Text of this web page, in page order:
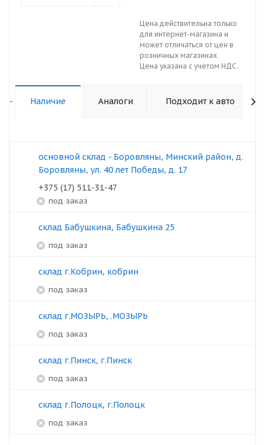
Цена действительна только
для интернет-магазина и
может отличаться от цен в
розничных магазинах
Цена указана с учетом НДС.
- Наличие Аналоги Подходит к авто
основной склад - Боровляны, Минский район, д.
Боровляны, ул. 40 лет Победы, д. 17
+375 (17) 511-31-47
под заказ
склад Бабушкина, Бабушкина 25
под заказ
склад г.Кобрин, кобрин
под заказ
склад г.МОЗЫРЬ, .МОЗЫРЬ
под заказ
склад г.Пинск, г.Пинск
под заказ
склад г.Полоцк, г.Полоцк
под заказ